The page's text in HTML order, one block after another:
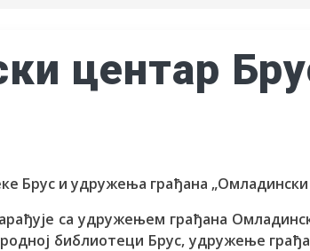
центар
Брус и удружења грађана „Омладински
са удружењем грађана
библиотеци Брус, удружење